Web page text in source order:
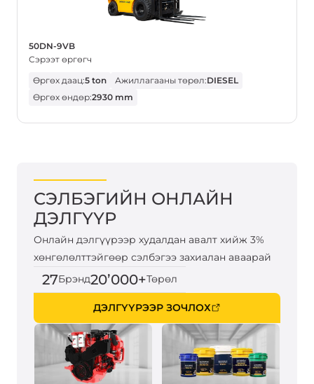
50DN-9VB
Сэрээт өргөгч
Өргөх даац:5 ton Ажиллагааны төрөл:DIESEL
Өргөх өндөр:2930 mm
СЭЛБЭГИЙН ОНЛАЙН
ДЭЛГҮҮР
Онлайн дэлгүүрээр худалдан авалт хийж 3%
хөнгөлөлттэйгөөр сэлбэгээ захиалан аваарай
27Брэнд20’000+Төрөл
ДЭЛГҮҮРЭЭР ЗОЧЛОХ